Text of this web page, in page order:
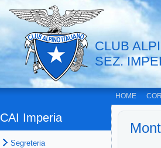
CLUB
SEZ.
HOME
CAI Imperia
Segreteria